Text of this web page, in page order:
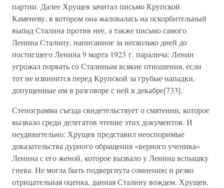
партии. Далее Хрущев зачитал письмо Крупской
Каменеву, в котором она жаловалась на оскорбительный
выпад Сталина против нее, а также письмо самого
Ленина Сталину, написанное за несколько дней до
постигшего Ленина 9 марта 1923 г. паралича: Ленин
угрожал порвать со Сталиным всякие отношения, если
тот не извинится перед Крупской за грубые нападки,
допущенные им в разговоре с ней в декабре[733].
Стенограмма съезда свидетельствует о смятении, которое
вызвало среди делегатов чтение этих документов. И
неудивительно: Хрущев представил неоспоримые
доказательства дурного обращения «верного ученика»
Ленина с его женой, которое вызвало у Ленина вспышку
гнева. Не могла быть подвергнута сомнению и резко
отрицательная оценка, данная Сталину вождем. Хрущев,